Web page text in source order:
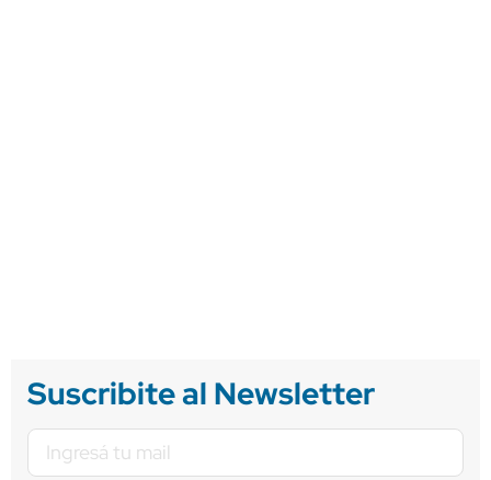
Suscribite al Newsletter